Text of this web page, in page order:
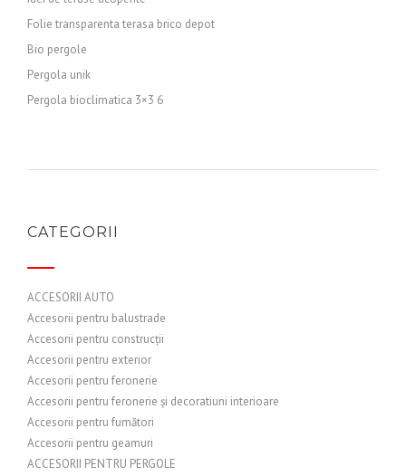
Folie transparenta terasa brico depot
Bio pergole
Pergola unik
Pergola bioclimatica 3×3 6
CATEGORII
ACCESORII AUTO
Accesorii pentru balustrade
Accesorii pentru construcții
Accesorii pentru exterior
Accesorii pentru feronerie
Accesorii pentru feronerie și decoratiuni interioare
Accesorii pentru fumători
Accesorii pentru geamuri
ACCESORII PENTRU PERGOLE